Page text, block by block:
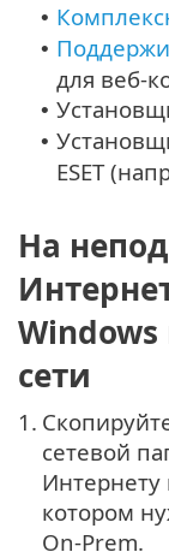
•
•
для веб-
•
•
ESET
На
сети
1.
сетевой
котором
On-Prem.